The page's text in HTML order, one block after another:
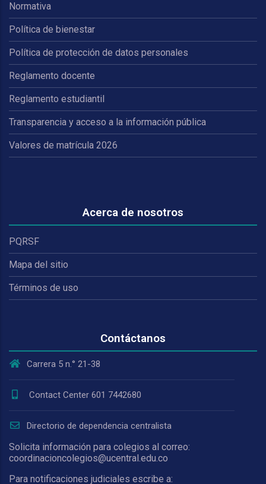
Normativa
Política de bienestar
Política de protección de datos personales
Reglamento docente
Reglamento estudiantil
Transparencia y acceso a la información pública
Valores de matrícula 2026
Acerca de nosotros
PQRSF
Mapa del sitio
Términos de uso
Contáctanos
Carrera 5 n.° 21-38
Contact Center 601 7442680
Directorio de dependencia centralista
Solicita información para colegios al correo:
coordinacioncolegios@ucentral.edu.co
Para notificaciones judiciales escribe a: